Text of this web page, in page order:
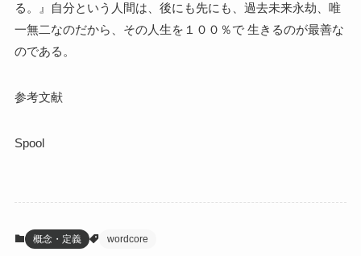
る。』自分という人間は、後にも先にも、過去未来永劫、唯
一無二なのだから、その人生を１００％で 生きるのが最善な
のである。
参考文献
Spool
概念・定義 wordcore